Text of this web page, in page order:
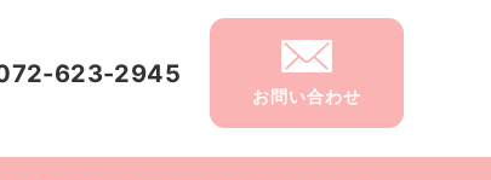
623-2945
お問い合わせ